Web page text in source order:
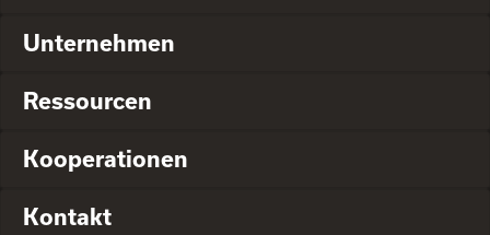
Unternehmen
Ressourcen
Kooperationen
Kontakt